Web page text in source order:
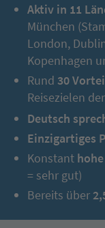
Aktiv in 11
München
London,
Kopenhagen
Rund 30
Reisezielen
Deutsch
Einzigartiges
Konstant
= sehr gut)
Bereits über